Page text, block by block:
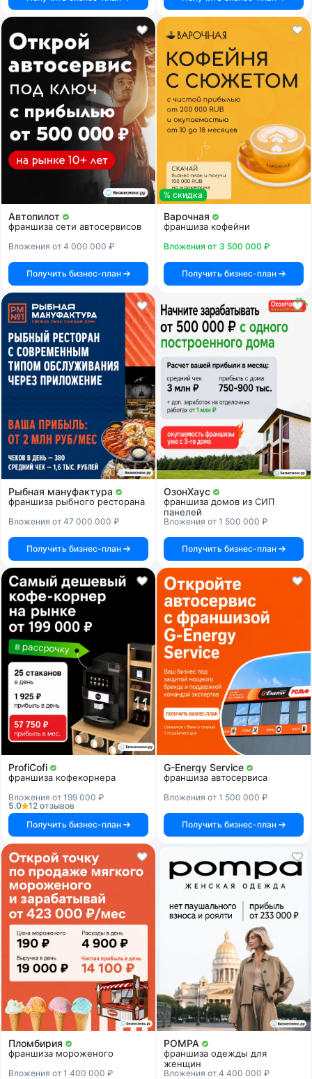
Автопилот
франшиза сети автосервисов
Вложения от 4 000 000 ₽
Получить бизнес-план
% скидка
Варочная
франшиза кофейни
Вложения от 3 500 000 ₽
Получить бизнес-план
Рыбная мануфактура
франшиза рыбного ресторана
Вложения от 47 000 000 ₽
Получить бизнес-план
ОзонХаус
франшиза домов из СИП
панелей
Вложения от 1 500 000 ₽
Получить бизнес-план
ProfiCofi
франшиза кофекорнера
Вложения от 199 000 ₽
5.0
12 отзывов
Получить бизнес-план
G-Energy Service
франшиза автосервиса
Вложения от 1 500 000 ₽
Получить бизнес-план
Пломбирия
франшиза мороженого
Вложения от 1 400 000 ₽
POMPA
франшиза одежды для
женщин
Вложения от 4 400 000 ₽